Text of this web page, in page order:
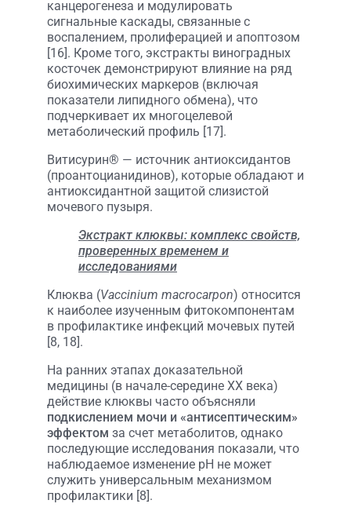
канцерогенеза и модулировать
сигнальные каскады, связанные с
воспалением, пролиферацией и апоптозом
[16]. Кроме того, экстракты виноградных
косточек демонстрируют влияние на ряд
биохимических маркеров (включая
показатели липидного обмена), что
подчеркивает их многоцелевой
метаболический профиль [17].
Витисурин® — источник антиоксидантов
(проантоцианидинов), которые обладают и
антиоксидантной защитой слизистой
мочевого пузыря.
Экстракт клюквы: комплекс свойств,
проверенных временем и
исследованиями
Клюква (Vaccinium macrocarpon) относится
к наиболее изученным фитокомпонентам
в профилактике инфекций мочевых путей
[8, 18].
На ранних этапах доказательной
медицины (в начале-середине XX века)
действие клюквы часто объясняли
подкислением мочи и «антисептическим»
эффектом за счет метаболитов, однако
последующие исследования показали, что
наблюдаемое изменение pH не может
служить универсальным механизмом
профилактики [8].